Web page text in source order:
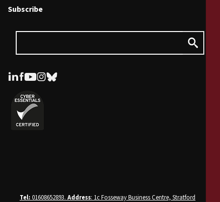
Subscribe
Tel: 01608652893. Address: 1c Fosseway Business Centre, Stratford